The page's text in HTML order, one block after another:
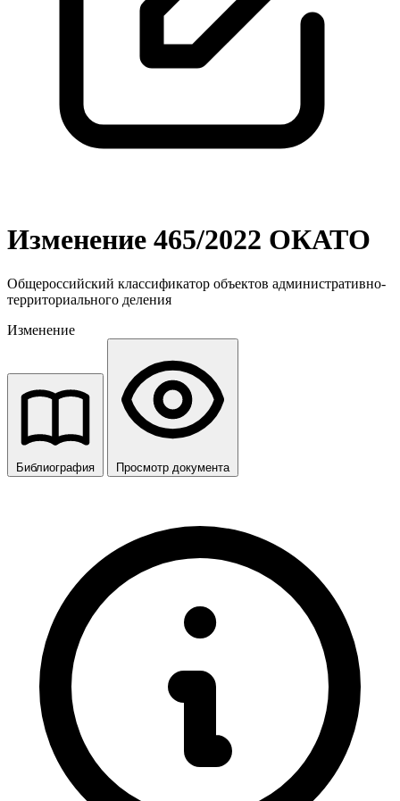
Изменение 465/2022 ОКАТО
Общероссийский классификатор объектов административно-
территориального деления
Изменение
Библиография Просмотр документа